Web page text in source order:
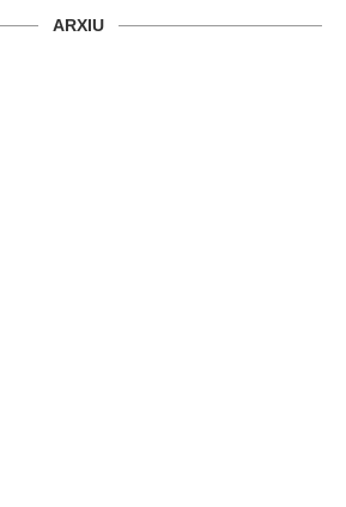
ARXIU